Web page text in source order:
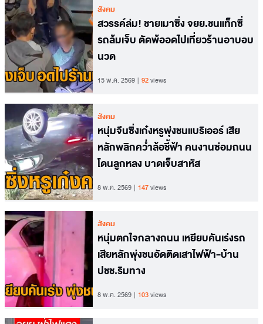
สังคม
สวรรค์ล่ม! ชายเมาซิ่ง จยย.ชนแท็กซี่
รถล้มเจ็บ ตัดพ้ออดไปเที่ยวร้านอาบอบ
นวด
15 พ.ค. 2569 92views
สังคม
หนุ่มจีนซิ่งเก๋งหรูพุ่งชนแบริเออร์ เสีย
หลักพลิกคว่ำล้อชี้ฟ้า คนงานซ่อมถนน
โดนลูกหลง บาดเจ็บสาหัส
8 พ.ค. 2569 147views
สังคม
หนุ่มตกใจกลางถนน เหยียบคันเร่งรถ
เสียหลักพุ่งชนอัดติดเสาไฟฟ้า-บ้าน
ปชช.ริมทาง
8 พ.ค. 2569 103views